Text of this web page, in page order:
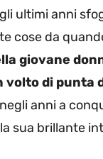
ultimi anni
cose da
giovane
di punta
anni a
sua brillante